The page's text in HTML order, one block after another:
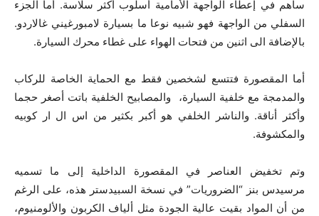
ساهم في إعطاء الواجهة الأمامية أسلوب أكثر سلاسة. أما الجزء
السفلي من الواجهة فهو شبيه نوعا ما بسيارة لامبورغيني غالاردو.
بالإضافة الى اثنين من فتحات الهواء على غطاء محرك السيارة.
أما المقصورة فتتسع لشخصين فقط مع الحماية الخاصة للركاب
والمدمجة مع خلفية السيارة، والمصابيح الخلفية باتت أصغر حجما
وأكثر أناقة. والناشر الخلفي هو أكبر بكثير من اس ال ار كوبيه
والمكشوفة.
وتم تخفيض العناصر في المقصورة الداخلية إلى ما تسميه
مرسيدس بنز “الضروريات” في نسخة السبيدستر هذه، على الرغم
من أن المواد بقيت عالية الجودة مثل ألياف الكربون والألومنيوم،